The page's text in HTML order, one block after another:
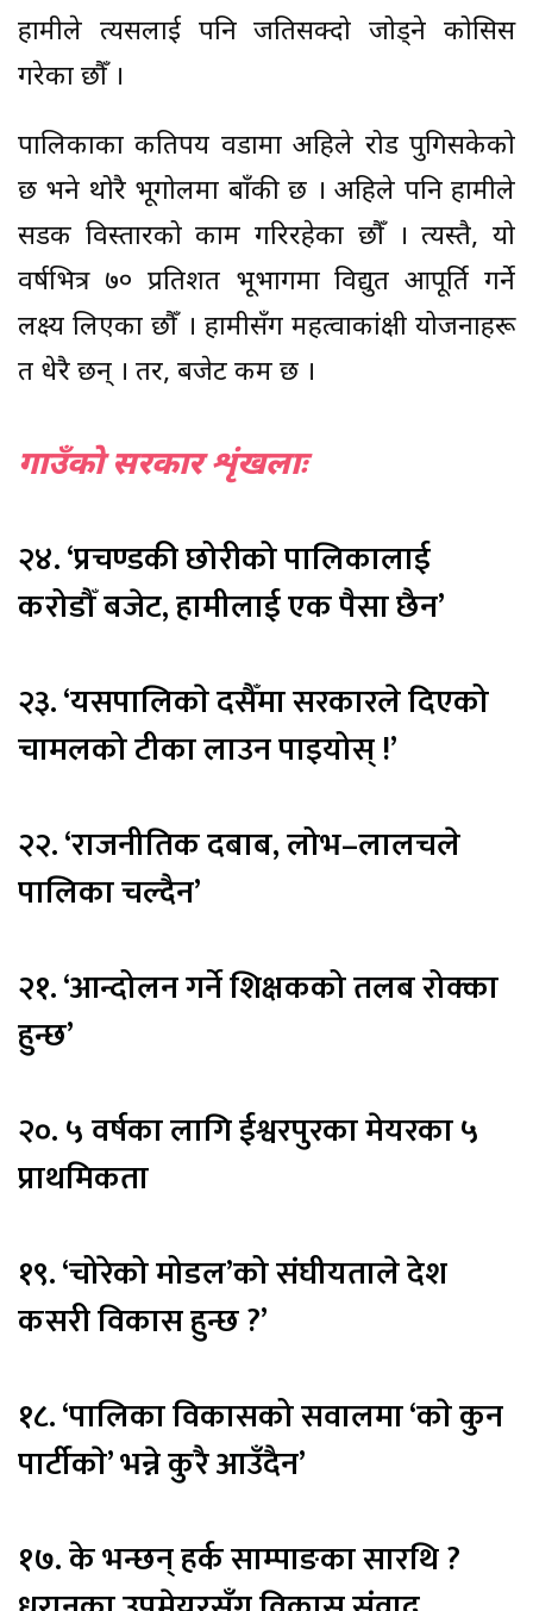
हामीले त्यसलाई पनि जतिसक्दो जोड्ने कोसिस
गरेका छौँ ।
पालिकाका कतिपय वडामा अहिले रोड पुगिसकेको
छ भने थोरै भूगोलमा बाँकी छ । अहिले पनि हामीले
सडक विस्तारको काम गरिरहेका छौँ । त्यस्तै, यो
वर्षभित्र ७० प्रतिशत भूभागमा विद्युत आपूर्ति गर्ने
लक्ष्य लिएका छौँ । हामीसँग महत्वाकांक्षी योजनाहरू
त धेरै छन् । तर, बजेट कम छ ।
गाउँकाे सरकार शृंखलाः
२४. ‘प्रचण्डकी छोरीको पालिकालाई
करोडौँ बजेट, हामीलाई एक पैसा छैन’
२३. ‘यसपालिकाे दसैँमा सरकारले दिएको
चामलको टीका लाउन पाइयोस् !’
२२. ‘राजनीतिक दबाब, लोभ–लालचले
पालिका चल्दैन’
२१. ‘आन्दोलन गर्ने शिक्षकको तलब रोक्का
हुन्छ’
२०. ५ वर्षका लागि ईश्वरपुरका मेयरका ५
प्राथमिकता
१९. ‘चोरेको मोडल’को संघीयताले देश
कसरी विकास हुन्छ ?’
१८. ‘पालिका विकासको सवालमा ‘काे कुन
पार्टीकाे’ भन्ने कुरै आउँदैन’
१७. के भन्छन् हर्क साम्पाङका सारथि ?